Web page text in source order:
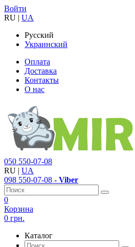
Войти
RU | UA
Русский
Украинский
Оплата
Доставка
Контакты
О нас
050 550-07-08
RU | UA
098 550-07-08 - Viber
0
Корзина
0 грн.
Каталог